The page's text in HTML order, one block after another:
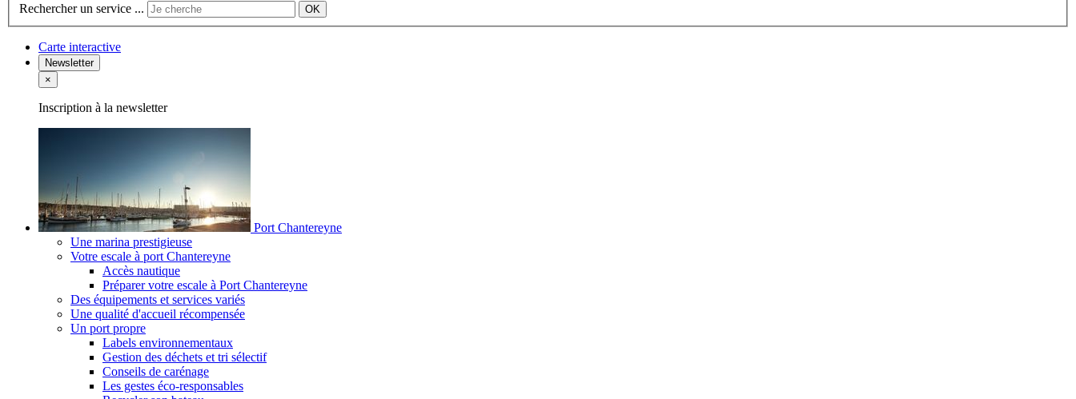
Rechercher un service ...
Carte interactive
Newsletter
×
Inscription à la newsletter
Port Chantereyne
Une marina prestigieuse
Votre escale à port Chantereyne
Accès nautique
Préparer votre escale à Port Chantereyne
Des équipements et services variés
Une qualité d'accueil récompensée
Un port propre
Labels environnementaux
Gestion des déchets et tri sélectif
Conseils de carénage
Les gestes éco-responsables